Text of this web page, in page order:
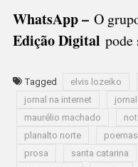
WhatsApp – O
Edição Digital pode
Tagged elvis lozeiko
jornal na internet
maurélio machado
planalto norte
poemas
prosa
santa catarina